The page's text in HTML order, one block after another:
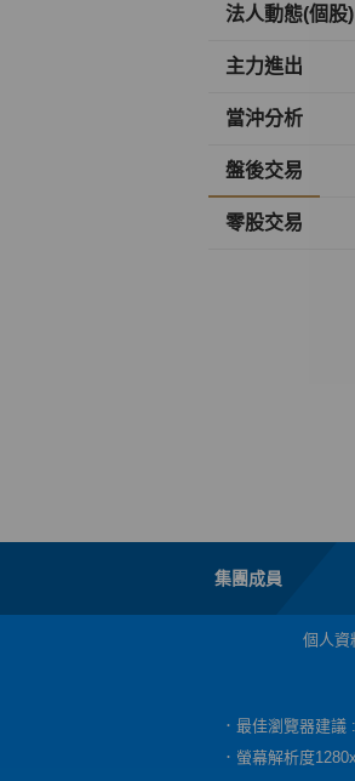
法人動態(個股)
主力進出
當沖分析
盤後交易
零股交易
集團成員
個人資
．最佳瀏覽器建
．螢幕解析度